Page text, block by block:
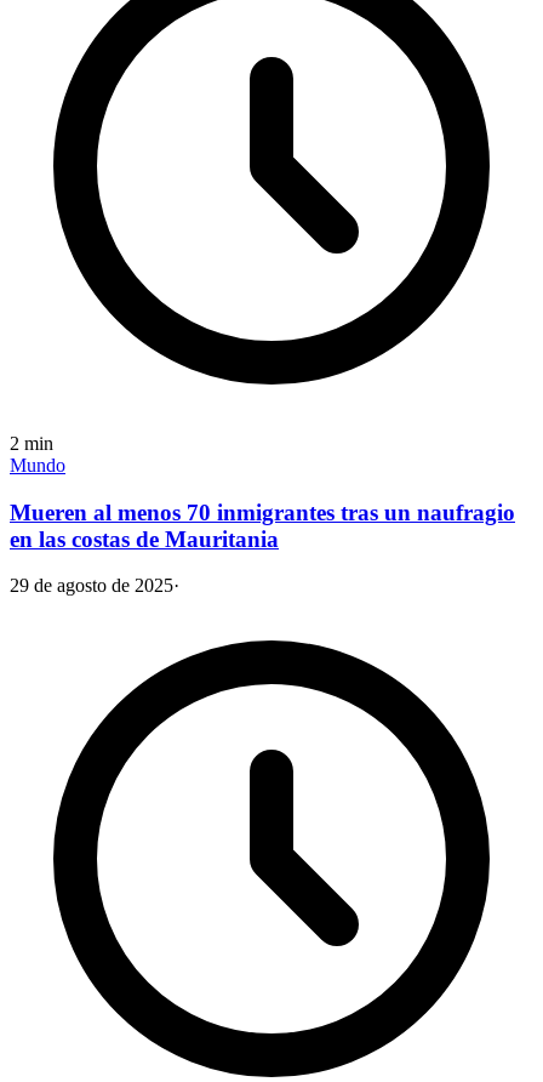
2 min
Mundo
Mueren al menos 70 inmigrantes tras un naufragio
en las costas de Mauritania
29 de agosto de 2025·